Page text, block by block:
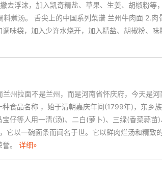
去浮沫，加入凯奇精盐、草果、生姜、胡椒粉等
煮汤。 舌尖上的中国系列菜谱 兰州牛肉面 2.肉
味袋，加入少许水烧开，加入精盐、胡椒粉、味
州拉面不是兰州，而是河南省怀庆府，今天是河
食品名称 ，始于清朝嘉庆年间(1799年)，东乡
仔等人用一清(汤)、二白(萝卜)、三绿(香菜蒜苗)
它以一碗面条而闻名于世。它以鲜肉烂汤和精致
。 详细»